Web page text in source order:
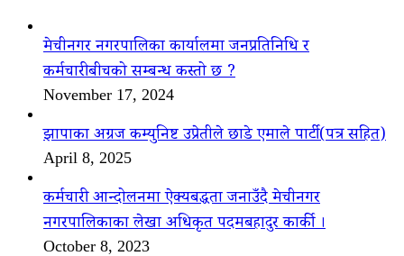
मेचीनगर नगरपालिका कार्यालमा जनप्रतिनिधि र
कर्मचारीबीचको सम्बन्ध कस्तो छ ?
November 17, 2024
झापाका अग्रज कम्युनिष्ट उप्रेतीले छाडे एमाले पार्टी(पत्र सहित)
April 8, 2025
कर्मचारी आन्दोलनमा ऐक्यबद्धता जनाउँदै मेचीनगर
नगरपालिकाका लेखा अधिकृत पदमबहादुर कार्की ।
October 8, 2023